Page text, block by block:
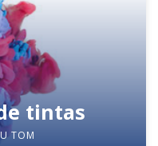
tintas
TOM